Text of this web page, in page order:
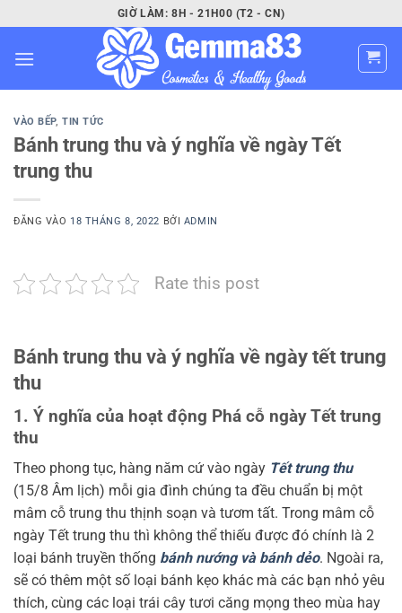
qua
nội
GIỜ LÀM: 8H - 21H00 (T2 - CN)
VÀO BẾP,TIN TỨC
Bánh trung thu và ý nghĩa về ngày Tết
trung thu
ĐĂNG VÀO 18 THÁNG 8, 2022 BỞI ADMIN
Rate this post
Bánh trung thu và ý nghĩa về ngày tết trung
thu
1. Ý nghĩa của hoạt động Phá cỗ ngày Tết trung
thu
Theo phong tục, hàng năm cứ vào ngày Tết trung thu
(15/8 Âm lịch) mỗi gia đình chúng ta đều chuẩn bị một
mâm cỗ trung thu thịnh soạn và tươm tất. Trong mâm cỗ
ngày Tết trung thu thì không thể thiếu được đó chính là 2
loại bánh truyền thống bánh nướng và bánh dẻo. Ngoài ra,
sẽ có thêm một số loại bánh kẹo khác mà các bạn nhỏ yêu
thích, cùng các loại trái cây tươi căng mọng theo mùa hay